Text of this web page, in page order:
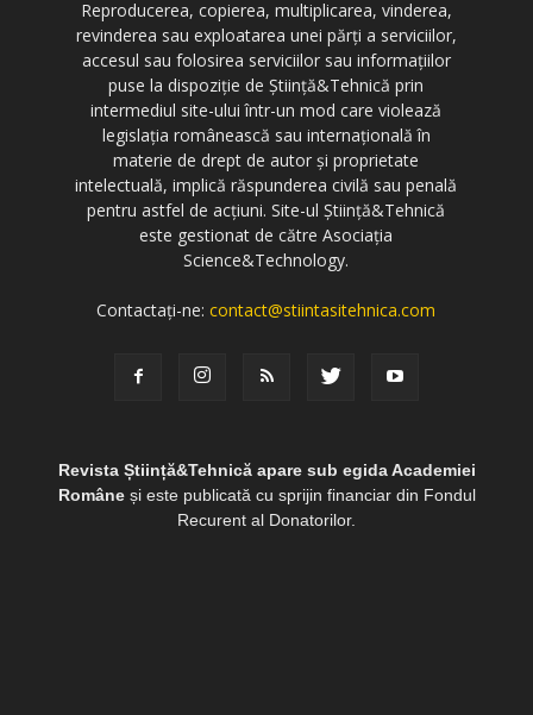
Reproducerea, copierea, multiplicarea, vinderea,
revinderea sau exploatarea unei părți a serviciilor,
accesul sau folosirea serviciilor sau informațiilor
puse la dispoziție de Știință&Tehnică prin
intermediul site-ului într-un mod care violează
legislația românească sau internațională în
materie de drept de autor și proprietate
intelectuală, implică răspunderea civilă sau penală
pentru astfel de acțiuni. Site-ul Știință&Tehnică
este gestionat de către Asociația
Science&Technology.
Contactați-ne:contact@stiintasitehnica.com
Revista Știință&Tehnică apare sub egida Academiei
Româneși este publicată cu sprijin financiar din Fondul
Recurent al Donatorilor.